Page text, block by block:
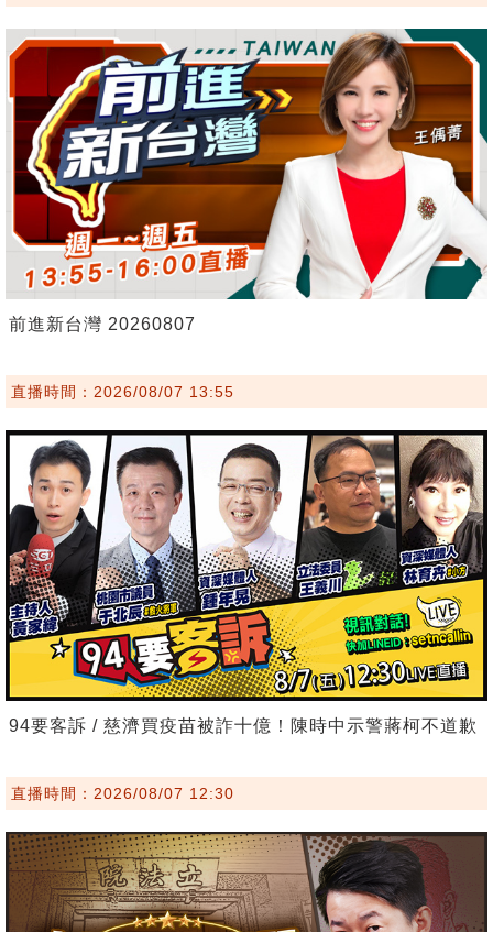
前進新台灣 20260807
直播時間：2026/08/07 13:55
94要客訴 / 慈濟買疫苗被詐十億！陳時中示警蔣柯不道歉
直播時間：2026/08/07 12:30